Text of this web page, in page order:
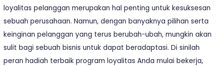
loyalitas pelanggan merupakan hal penting untuk kesuksesan
sebuah perusahaan. Namun, dengan banyaknya pilihan serta
keinginan pelanggan yang terus berubah-ubah, mungkin akan
sulit bagi sebuah bisnis untuk dapat beradaptasi. Di sinilah
peran hadiah terbaik program loyalitas Anda mulai bekerja,